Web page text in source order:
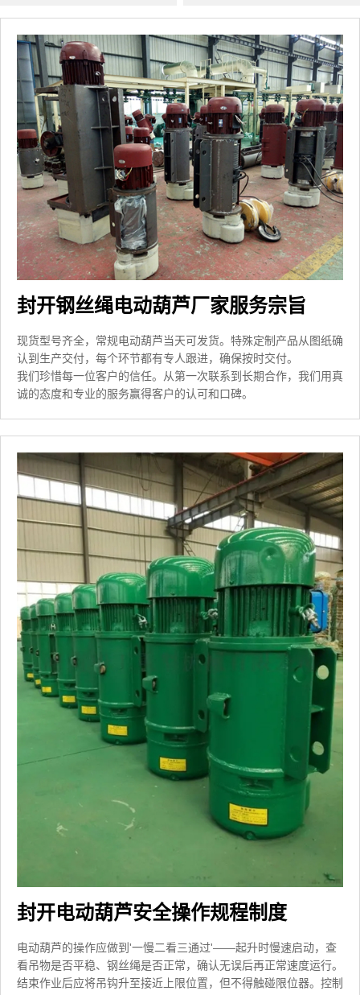
封开钢丝绳电动葫芦厂家服务宗旨
现货型号齐全，常规电动葫芦当天可发货。特殊定制产品从图纸确
认到生产交付，每个环节都有专人跟进，确保按时交付。
我们珍惜每一位客户的信任。从第一次联系到长期合作，我们用真
诚的态度和专业的服务赢得客户的认可和口碑。
封开电动葫芦安全操作规程制度
电动葫芦的操作应做到'一慢二看三通过'——起升时慢速启动，查
看吊物是否平稳、钢丝绳是否正常，确认无误后再正常速度运行。
结束作业后应将吊钩升至接近上限位置，但不得触碰限位器。控制